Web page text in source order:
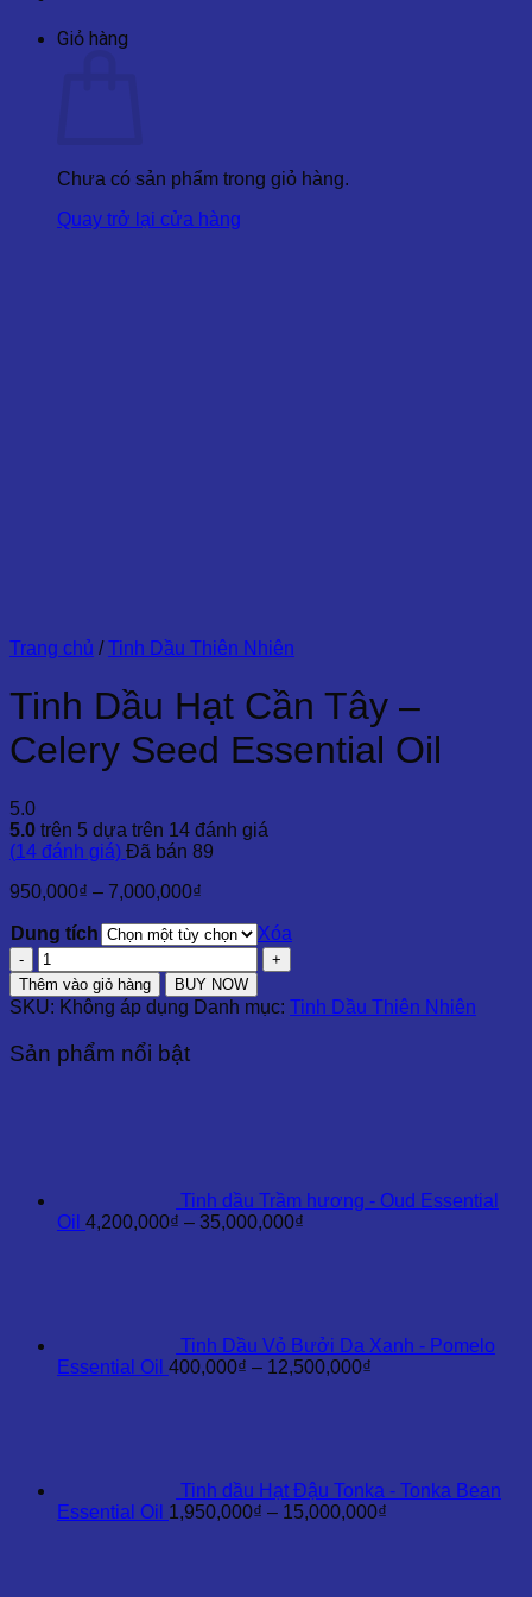
Giỏ hàng
Chưa có sản phẩm trong giỏ hàng.
Quay trở lại cửa hàng
Trang chủ / Tinh Dầu Thiên Nhiên
Tinh Dầu Hạt Cần Tây –
Celery Seed Essential Oil
5.0
5.0 trên 5 dựa trên 14 đánh giá
(14 đánh giá) Đã bán 89
950,000₫ – 7,000,000₫
từ
950,000₫
đến
7,000,000₫
Dung tích
Xóa
Tinh
Dầu
Hạt
Cần
-
Thêm vào giỏ hàng BUY NOW
SKU: Không áp dụng Danh mục: Tinh Dầu Thiên Nhiên
Sản phẩm nổi bật
Tinh dầu Trầm hương - Oud Essential
Oil 4,200,000₫ – 35,000,000₫
Tinh Dầu Vỏ Bưởi Da Xanh - Pomelo
Essential Oil 400,000₫ – 12,500,000₫
Tinh dầu Hạt Đậu Tonka - Tonka Bean
Essential Oil 1,950,000₫ – 15,000,000₫